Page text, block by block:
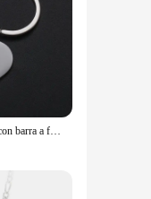
Nuovo portachiavi con barra a forma di cuore in acciaio inossidabile vuoto per uomo donna ID tag portachiavi anello gioielli di moda coppie regalo vendite calde